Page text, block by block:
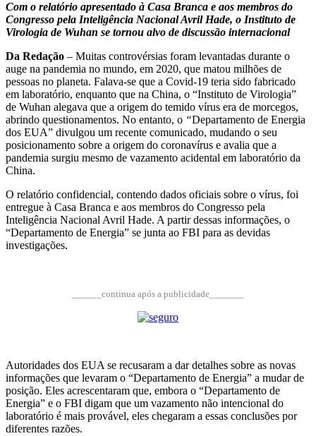
Com o relatório apresentado à Casa Branca e aos membros do
Congresso pela Inteligência Nacional Avril Hade, o Instituto de
Virologia de Wuhan se tornou alvo de discussão internacional
Da Redação – Muitas controvérsias foram levantadas durante o
auge na pandemia no mundo, em 2020, que matou milhões de
pessoas no planeta. Falava-se que a Covid-19 teria sido fabricado
em laboratório, enquanto que na China, o “Instituto de Virologia”
de Wuhan alegava que a origem do temido vírus era de morcegos,
abrindo questionamentos. No entanto, o “Departamento de Energia
dos EUA” divulgou um recente comunicado, mudando o seu
posicionamento sobre a origem do coronavírus e avalia que a
pandemia surgiu mesmo de vazamento acidental em laboratório da
China.
O relatório confidencial, contendo dados oficiais sobre o vírus, foi
entregue à Casa Branca e aos membros do Congresso pela
Inteligência Nacional Avril Hade. A partir dessas informações, o
“Departamento de Energia” se junta ao FBI para as devidas
investigações.
______continua após a publicidade_______
Autoridades dos EUA se recusaram a dar detalhes sobre as novas
informações que levaram o “Departamento de Energia” a mudar de
posição. Eles acrescentaram que, embora o “Departamento de
Energia” e o FBI digam que um vazamento não intencional do
laboratório é mais provável, eles chegaram a essas conclusões por
diferentes razões.